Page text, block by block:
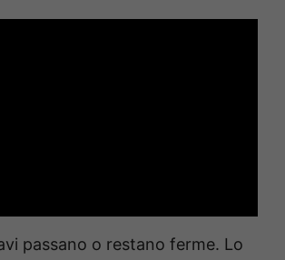
passano o restano ferme. Lo